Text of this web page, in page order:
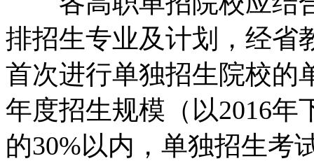
排招生专业及计划，经省
首次进行单独招生院校的
年度招生规模（以2016
的30%以内，单独招生考